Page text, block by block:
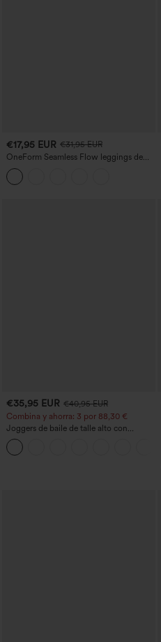
€17,95 EUR €31,95 EUR
OneForm Seamless Flow leggings de
yoga de talle alto con control abdominal
y realce de glúteos
€35,95 EUR €40,95 EUR
Combina y ahorra: 3 por 88,30 €
Joggers de baile de talle alto con
cordón, fruncidos, corte cónico, secado
rápido, tacto fresco y bolsillos - UPF40+